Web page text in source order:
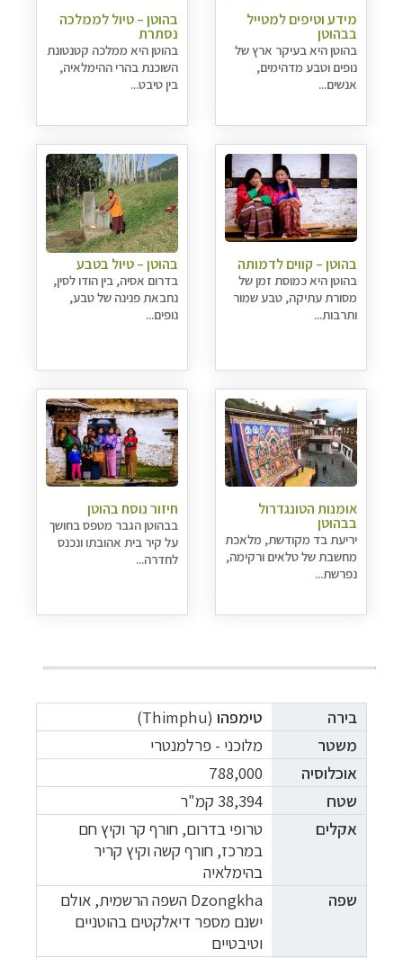
מידע וטיפים למטייל
בבהוטן
בהוטן היא בעיקר ארץ של
נופים וטבע מדהימים,
אנשים...
בהוטן – טיול לממלכה
נסתרת
בהוטן היא ממלכה קטנטונת
השוכנת בהרי ההימלאיה,
בין טיבט...
בהוטן – קווים לדמותה
בהוטן היא כמוסת זמן של
מסורת עתיקה, טבע שמור
ותרבות...
בהוטן – טיול בטבע
בדרום אסיה, בין הודו לסין,
נחבאת פנינה של טבע,
נופים...
אומנות הטונגדרול
בבהוטן
יריעת בד מקודשת, מלאכת
מחשבת של טלאים ורקימה,
נפרשת...
חיזור נוסח בהוטן
בבהוטן הגבר מטפס בחושך
על קיר בית אהובתו ונכנס
לחדרה...
בירה טימפהו (Thimphu)
משטר
מלוכני - פרלמנטרי
אוכלוסיה
788,000
שטח
38,394 קמ"ר
אקלים
טרופי בדרום, חורף קר וקיץ חם
במרכז, חורף קשה וקיץ קריר
בהימלאיה
שפה
Dzongkha השפה הרשמית, אולם
ישנם מספר דיאלקטים בהוטניים
וטיבטיים